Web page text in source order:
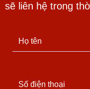
sẽ liên hệ trong